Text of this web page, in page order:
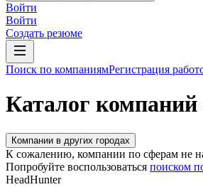
Войти
Войти
Создать резюме
Поиск по компаниямРегистрация
Каталог
Компании в других городах
К сожалению, компании по сферам не
Попробуйте воспользоваться поиском
HeadHunter